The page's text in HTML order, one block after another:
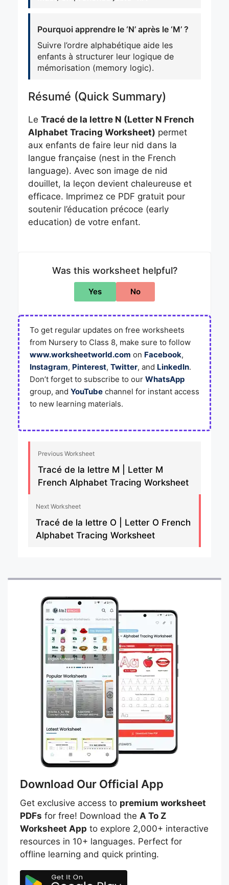
Pourquoi apprendre le ‘N’ après le ‘M’ ?
Suivre l’ordre alphabétique aide les
enfants à structurer leur logique de
mémorisation (memory logic).
Résumé (Quick Summary)
Le Tracé de la lettre N (Letter N French
Alphabet Tracing Worksheet) permet
aux enfants de faire leur nid dans la
langue française (nest in the French
language). Avec son image de nid
douillet, la leçon devient chaleureuse et
efficace. Imprimez ce PDF gratuit pour
soutenir l’éducation précoce (early
education) de votre enfant.
Was this worksheet helpful?
Yes No
To get regular updates on free worksheets
from Nursery to Class 8, make sure to follow
www.worksheetworld.com on Facebook,
Instagram, Pinterest, Twitter, and LinkedIn.
Don’t forget to subscribe to our WhatsApp
group, and YouTube channel for instant access
to new learning materials.
Previous Worksheet
Tracé de la lettre M | Letter M
French Alphabet Tracing Worksheet
Next Worksheet
Tracé de la lettre O | Letter O French
Alphabet Tracing Worksheet
Download Our Official App
Get exclusive access to premium worksheet
PDFs for free! Download the A To Z
Worksheet App to explore 2,000+ interactive
resources in 10+ languages. Perfect for
offline learning and quick printing.